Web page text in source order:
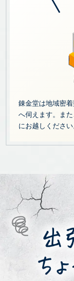
錬金堂は地域密
へ伺えます。ま
にお越しください